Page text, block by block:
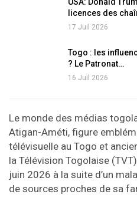
licences des
17 Juil 2026
Togo : les
? Le Patronat…
16 Juil 2026
Le monde des médias
Atigan-Améti, figure
télévisuelle au Togo et
la Télévision Togolaise
juin 2026 à la suite d’un
de sources proches de sa